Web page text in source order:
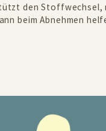
den Stoffwechsel,
beim Abnehmen